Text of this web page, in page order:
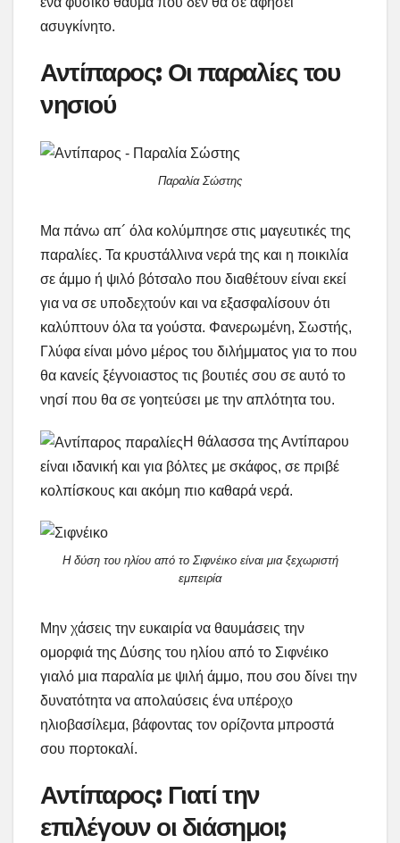
ασυγκίνητο.
Αντίπαρος: Οι παραλίες του
νησιού
Παραλία Σώστης
Μα πάνω απ´ όλα κολύμπησε στις μαγευτικές της
παραλίες. Τα κρυστάλλινα νερά της και η ποικιλία
σε άμμο ή ψιλό βότσαλο που διαθέτουν είναι εκεί
για να σε υποδεχτούν και να εξασφαλίσουν ότι
καλύπτουν όλα τα γούστα. Φανερωμένη, Σωστής,
Γλύφα είναι μόνο μέρος του διλήμματος για το που
θα κανείς ξέγνοιαστος τις βουτιές σου σε αυτό το
νησί που θα σε γοητεύσει με την απλότητα του.
Η θάλασσα της Αντίπαρου
είναι ιδανική και για βόλτες με σκάφος, σε πριβέ
κολπίσκους και ακόμη πιο καθαρά νερά.
Η δύση του ηλίου από το Σιφνέικο είναι μια ξεχωριστή
εμπειρία
Μην χάσεις την ευκαιρία να θαυμάσεις την
ομορφιά της Δύσης του ηλίου από το Σιφνέικο
γιαλό μια παραλία με ψιλή άμμο, που σου δίνει την
δυνατότητα να απολαύσεις ένα υπέροχο
ηλιοβασίλεμα, βάφοντας τον ορίζοντα μπροστά
σου πορτοκαλί.
Αντίπαρος: Γιατί την
επιλέγουν οι διάσημοι;